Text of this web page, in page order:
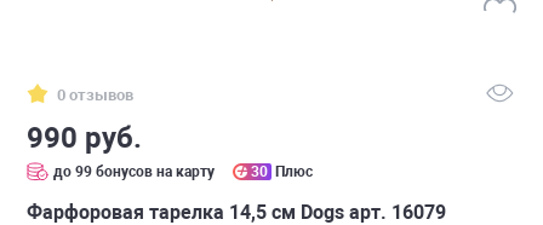
0 отзывов
990 руб.
до 99 бонусов на карту 30 Плюс
Фарфоровая тарелка 14,5 см Dogs арт. 16079